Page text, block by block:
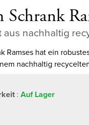
Schrank
nachhaltig
Ramses hat ein
nachhaltig
: Auf Lager